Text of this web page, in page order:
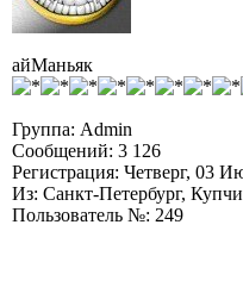
айМаньяк
Группа: Admin
Сообщений: 3 126
Регистрация: Четверг, 03
Из: Санкт-Петербург,
Пользователь №: 249